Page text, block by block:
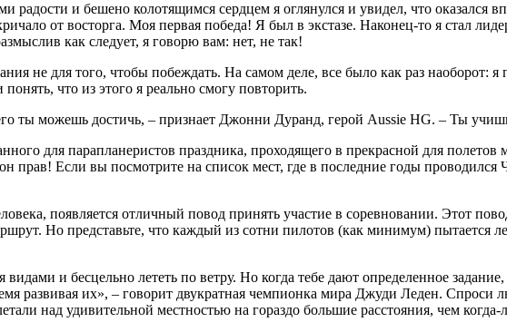
и бешено колотящимся сердцем я оглянулся и увидел, что оказался
от восторга. Моя первая победа! Я был в экстазе. Наконец-то я стал
как следует, я говорю вам: нет, не так!
не для того, чтобы побеждать. На самом деле, все было как раз наоборот: я
что из этого я реально смогу повторить.
ты можешь достичь, – признает Джонни Дуранд, герой Aussie HG. – Ты
для парапланеристов праздника, проходящего в прекрасной для полетов
Если вы посмотрите на список мест, где в последние годы проводился
появляется отличный повод принять участие в соревновании. Этот
Но представьте, что каждый из сотни пилотов (как минимум)
видами и бесцельно лететь по ветру. Но когда тебе дают определенное
развивая их», – говорит двукратная чемпионка мира Джуди Леден. Спроси
над удивительной местностью на гораздо большие расстояния, чем когда-